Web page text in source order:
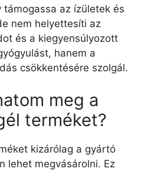
támogassa az ízületek és
nem helyettesíti az
és a kiegyensúlyozott
hanem a
csökkentésére szolgál.
meg a
terméket?
kizárólag a gyártó
lehet megvásárolni. Ez